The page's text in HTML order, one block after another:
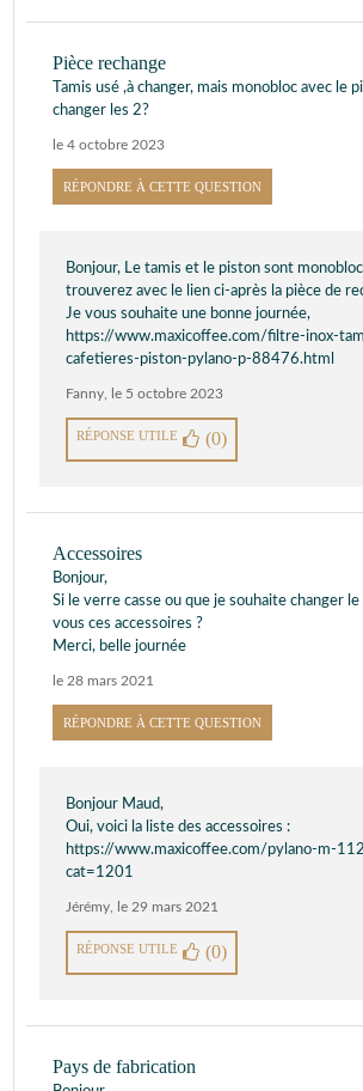
Pièce rechange
Tamis usé ,à changer, mais monobloc avec le
changer les 2?
le 4 octobre 2023
RÉPONDRE À CETTE QUESTION
Bonjour, Le tamis et le piston sont
trouverez avec le lien ci-après la pièce de
Je vous souhaite une bonne journée,
https://www.maxicoffee.com/filtre-inox-
cafetieres-piston-pylano-p-88476.html
Fanny le 5 octobre 2023
RÉPONSE UTILE (0)
Accessoires
Bonjour,
Si le verre casse ou que je souhaite changer
vous ces accessoires ?
Merci, belle journée
le 28 mars 2021
RÉPONDRE À CETTE QUESTION
Bonjour Maud,
Oui, voici la liste des accessoires :
https://www.maxicoffee.com/pylano-m-
cat=1201
Jérémy le 29 mars 2021
RÉPONSE UTILE (0)
Pays de fabrication